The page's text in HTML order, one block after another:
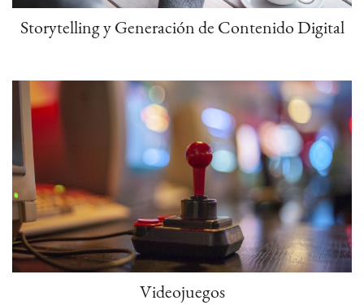
Storytelling y Generación de Contenido Digital
Videojuegos